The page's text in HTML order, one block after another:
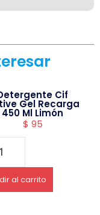
Cif
Gel Recarga
450 Ml Limón
$ 95
al carrito